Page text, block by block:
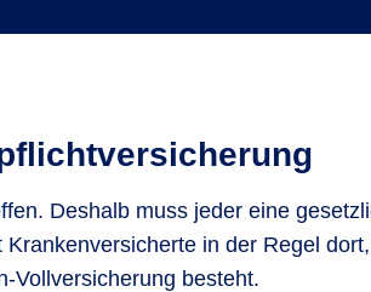
Deshalb muss jeder eine
in der Regel
Vollversicherung besteht.